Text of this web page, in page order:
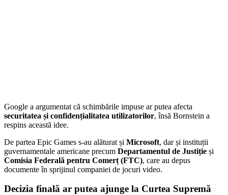
Google a argumentat că schimbările impuse ar putea afecta
securitatea și confidențialitatea utilizatorilor, însă Bornstein a
respins această idee.
De partea Epic Games s-au alăturat și Microsoft, dar și instituții
guvernamentale americane precum Departamentul de Justiție și
Comisia Federală pentru Comerț (FTC), care au depus
documente în sprijinul companiei de jocuri video.
Decizia finală ar putea ajunge la Curtea Supremă